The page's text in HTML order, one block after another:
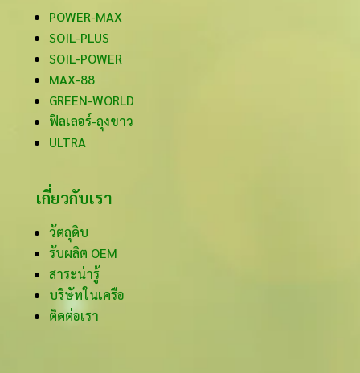
POWER-MAX
SOIL-PLUS
SOIL-POWER
MAX-88
GREEN-WORLD
ฟิลเลอร์-ถุงขาว
ULTRA
เกี่ยวกับเรา
วัตถุดิบ
รับผลิต OEM
สาระน่ารู้
บริษัทในเครือ
ติดต่อเรา